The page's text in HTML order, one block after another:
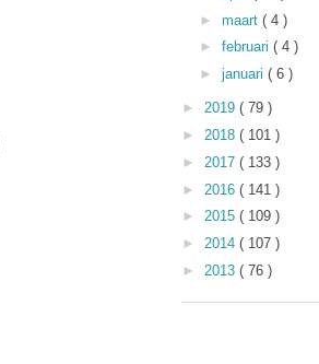
► maart ( 4 )
► februari ( 4 )
► januari ( 6 )
► 2019 ( 79 )
► 2018 ( 101 )
► 2017 ( 133 )
► 2016 ( 141 )
► 2015 ( 109 )
► 2014 ( 107 )
► 2013 ( 76 )